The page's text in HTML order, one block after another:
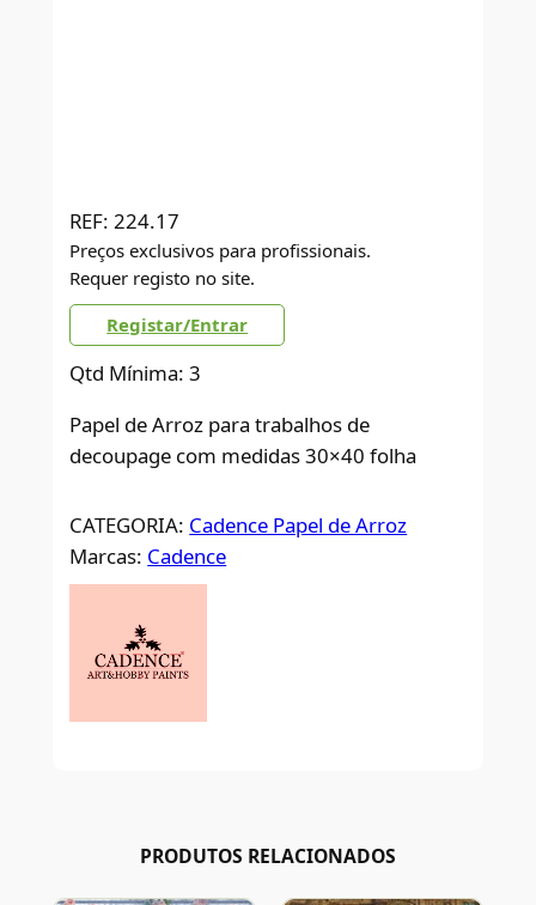
REF: 224.17
Preços exclusivos para profissionais.
Requer registo no site.
Registar/Entrar
Qtd Mínima: 3
Papel de Arroz para trabalhos de
decoupage com medidas 30×40 folha
CATEGORIA: Cadence Papel de Arroz
Marcas: Cadence
PRODUTOS RELACIONADOS